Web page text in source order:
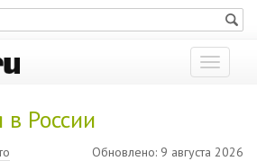
Показать
меню
России
Обновлено: 9 августа 2026